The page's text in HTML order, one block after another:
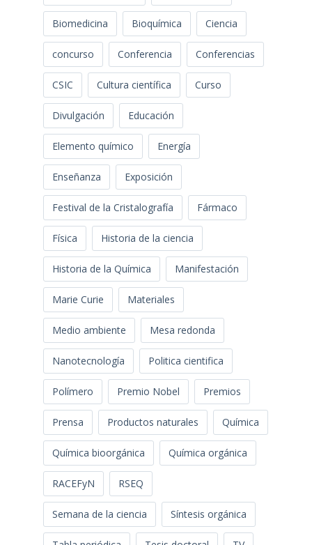
Biomedicina Bioquímica Ciencia
concurso Conferencia Conferencias
CSIC Cultura científica Curso
Divulgación Educación
Elemento químico Energía
Enseñanza Exposición
Festival de la Cristalografía Fármaco
Física Historia de la ciencia
Historia de la Química Manifestación
Marie Curie Materiales
Medio ambiente Mesa redonda
Nanotecnología Politica cientifica
Polímero Premio Nobel Premios
Prensa Productos naturales Química
Química bioorgánica Química orgánica
RACEFyN RSEQ
Semana de la ciencia Síntesis orgánica